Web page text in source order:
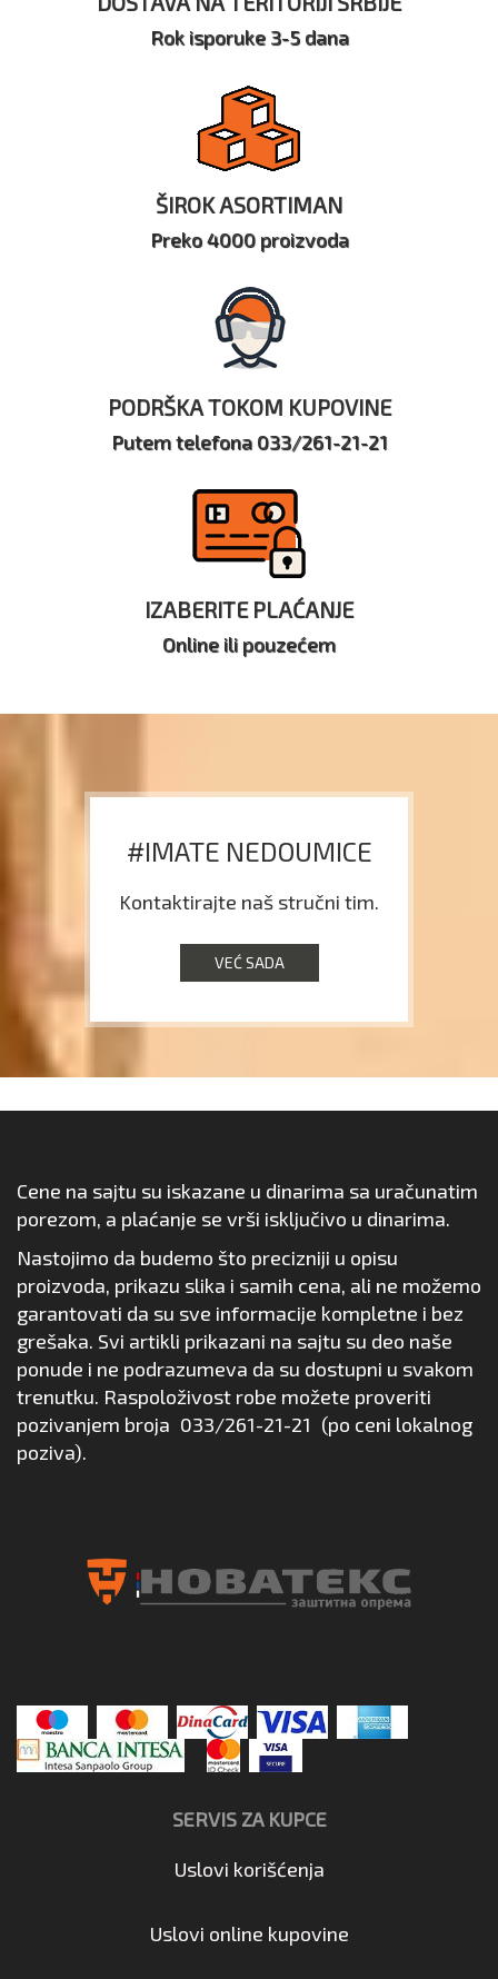
Rok isporuke 3-5 dana
ŠIROK ASORTIMAN
Preko 4000 proizvoda
PODRŠKA TOKOM KUPOVINE
Putem telefona 033/261-21-21
IZABERITE PLAĆANJE
Online ili pouzećem
#IMATE NEDOUMICE
Kontaktirajte naš stručni tim.
VEĆ SADA
Cene na sajtu su iskazane u dinarima sa uračunatim
porezom, a plaćanje se vrši isključivo u dinarima.
Nastojimo da budemo što precizniji u opisu
proizvoda, prikazu slika i samih cena, ali ne možemo
garantovati da su sve informacije kompletne i bez
grešaka. Svi artikli prikazani na sajtu su deo naše
ponude i ne podrazumeva da su dostupni u svakom
trenutku. Raspoloživost robe možete proveriti
pozivanjem broja 033/261-21-21 (po ceni lokalnog
poziva).
SERVIS ZA KUPCE
Uslovi korišćenja
Uslovi online kupovine